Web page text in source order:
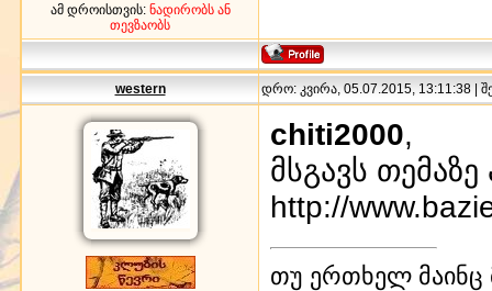
ამ დროისთვის: ნადირობს ან
თევზაობს
western დრო: კვირა, 05.07.2015, 13:11:38 |
chiti2000,
მსგავს
http://
თუ ერთხელ მაინც